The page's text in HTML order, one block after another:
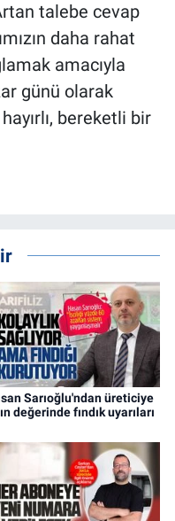
talebe cevap
daha rahat
amacıyla
günü olarak
bereketli bir
Sarıoğlu'ndan üreticiye
değerinde fındık uyarıları